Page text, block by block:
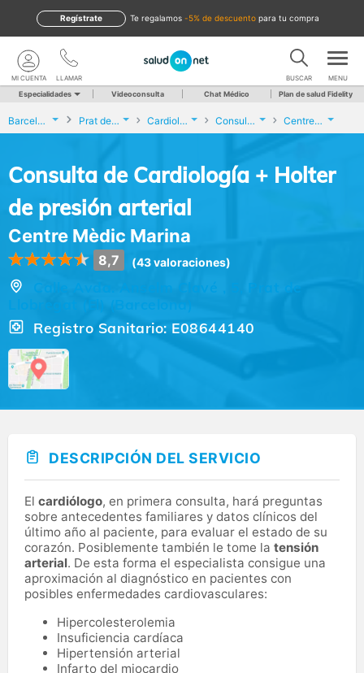
te regalamos -5% de descuento para tu compra
Regístrate
LLAMAR
MI CUENTA BUSCAR MENU
Especialidades Videoconsulta Chat Médico Plan de salud Fidelity
Barcelona Prat de Llobregat (El) Cardiología Consulta de Cardiología + Holter de presión arterial Centre Mèdic Marina
Consulta de Cardiología + Holter
de presión arterial
Centre Mèdic Marina
8,7 (43 valoraciones)
Calle Avda. Anselm Clavé , 5, Prat de
Registro Sanitario: E08644140
DESCRIPCIÓN DEL SERVICIO
El cardiólogo, en primera consulta, hará preguntas
sobre antecedentes familiares y datos clínicos del
último año al paciente, para evaluar el estado de su
corazón. Posiblemente también le tome la tensión
arterial. De esta forma el especialista consigue una
aproximación al diagnóstico en pacientes con
posibles enfermedades cardiovasculares:
Hipercolesterolemia
Insuficiencia cardíaca
Hipertensión arterial
Infarto del miocardio